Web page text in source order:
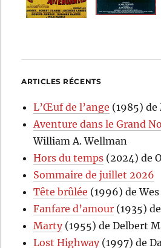
ARTICLES RÉCENTS
L’Œuf de l’ange (1985)
Aventure dans le Grand
William A. Wellman
Hors du temps (2024) de
Sommaire de juillet 2026
Tête brûlée (1996) de
Fanfare d’amour (1935)
Marty(1955) de Delbert
Lost Highway(1997) de